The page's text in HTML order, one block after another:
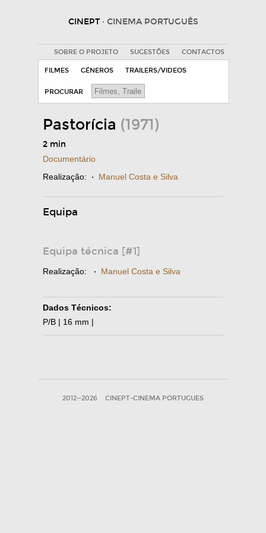
CINEPT · CINEMA PORTUGUÊS
SOBRE O PROJETO SUGESTÕES CONTACTOS
FILMES GÉNEROS TRAILERS/VIDEOS
PROCURAR
Pastorícia (1971)
2 min
Documentário
Realização: · Manuel Costa e Silva
Equipa
Equipa técnica [#1]
Realização: · Manuel Costa e Silva
Dados Técnicos:
P/B | 16 mm |
2012—2026 CINEPT-CINEMA PORTUGUES